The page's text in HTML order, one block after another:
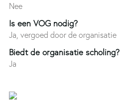
Nee
Is een VOG nodig?
Ja, vergoed door de organisatie
Biedt de organisatie scholing?
Ja